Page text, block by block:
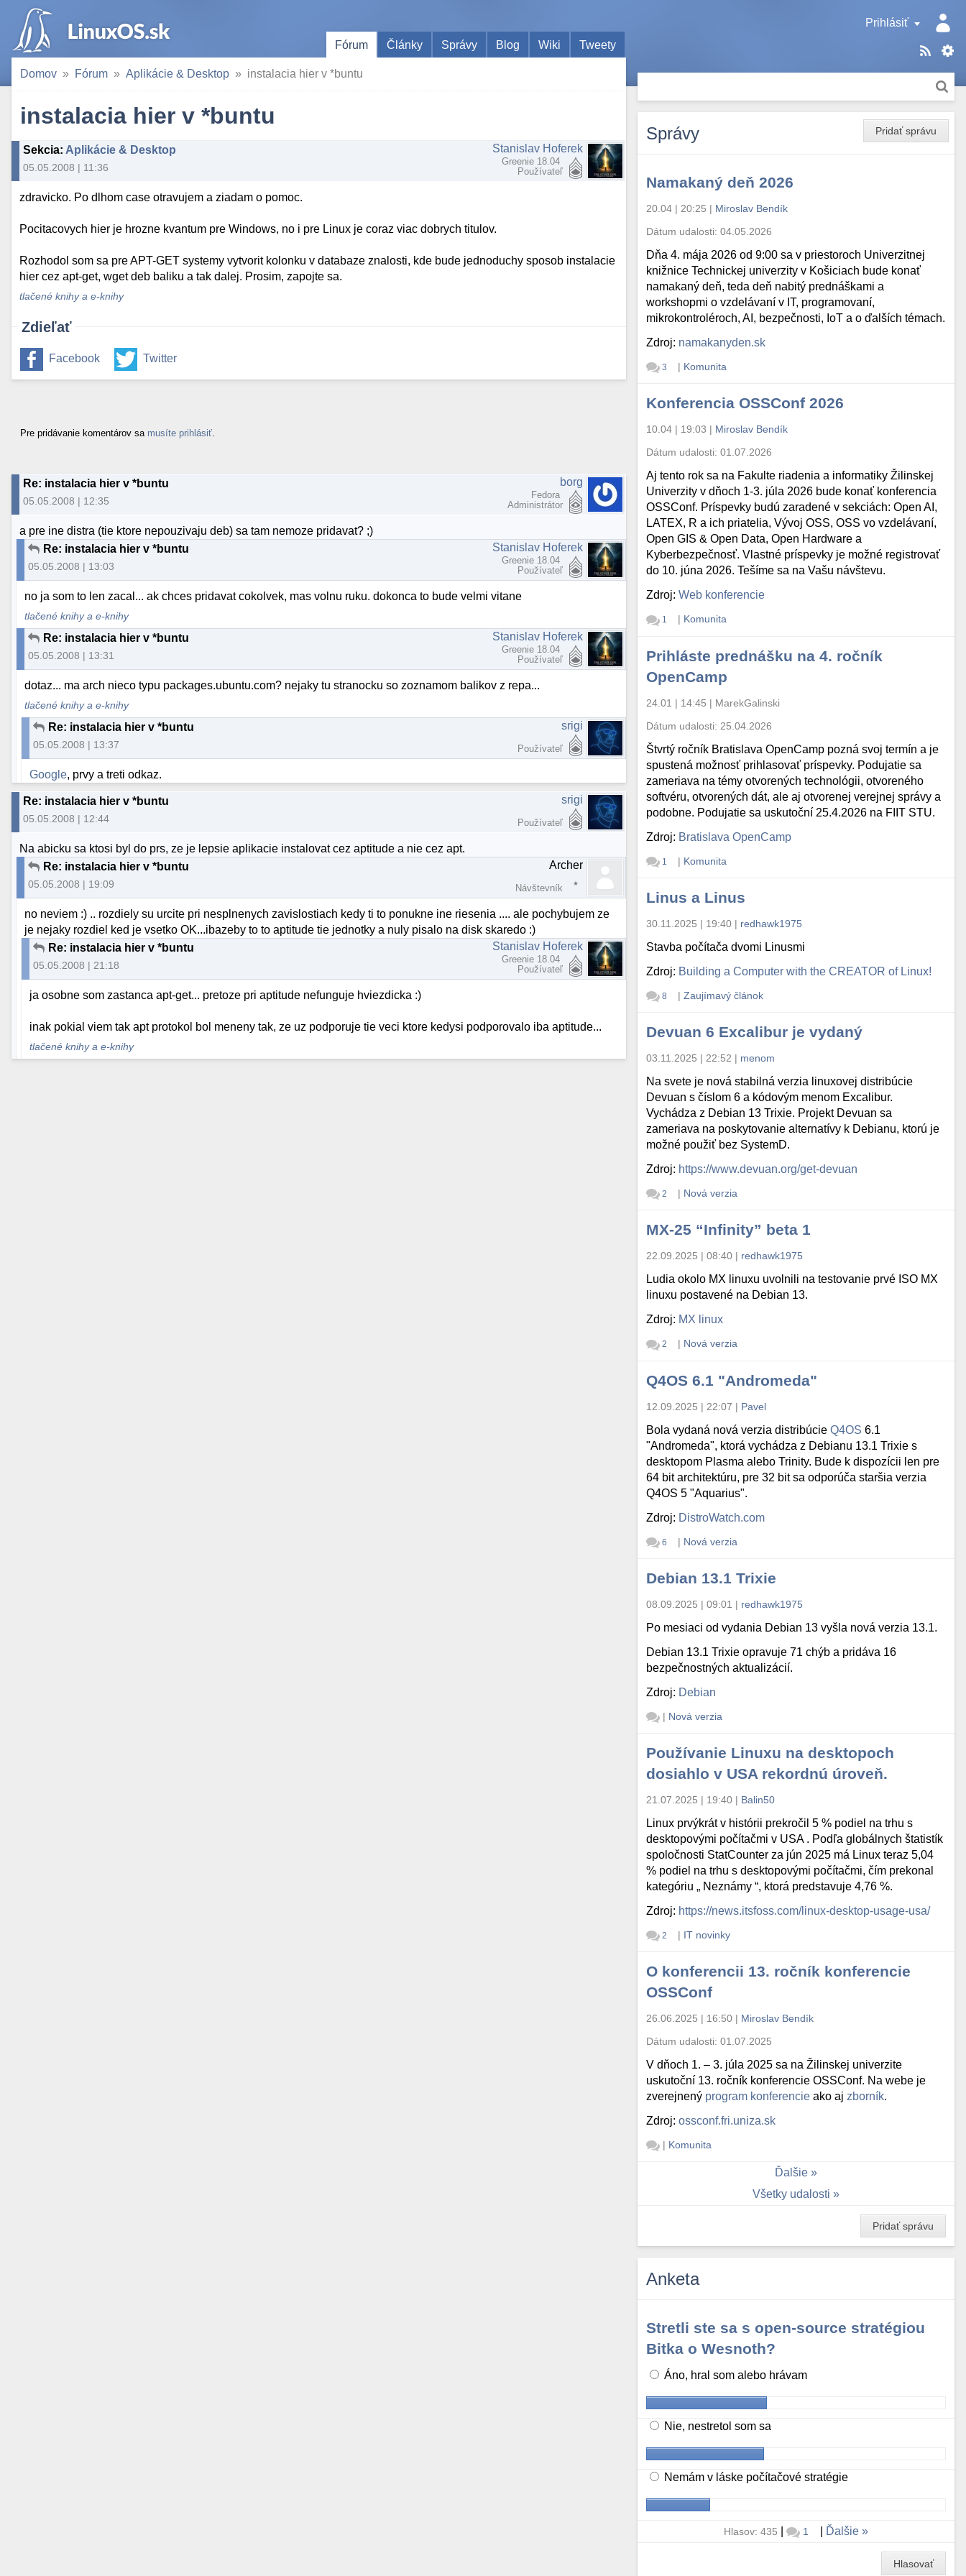
Prihlásiť
Fórum
Články Správy Blog Wiki Tweety
Domov Fórum Aplikácie & Desktop instalacia hier v *buntu
instalacia hier v *buntu
Sekcia: Aplikácie & Desktop
05.05.2008 | 11:36
Stanislav Hoferek
Greenie 18.04
Používateľ
zdravicko. Po dlhom case otravujem a ziadam o pomoc.
Pocitacovych hier je hrozne kvantum pre Windows, no i pre Linux je coraz viac dobrych titulov.
Rozhodol som sa pre APT-GET systemy vytvorit kolonku v databaze znalosti, kde bude jednoduchy sposob instalacie
hier cez apt-get, wget deb baliku a tak dalej. Prosim, zapojte sa.
tlačené knihy a e-knihy
Zdieľať
Facebook Twitter
Pre pridávanie komentárov sa musíte prihlásiť
Re: instalacia hier v *buntu
05.05.2008 | 12:35
borg
Fedora
Administrátor
a pre ine distra (tie ktore nepouzivaju deb) sa tam nemoze pridavat? ;)
Re: instalacia hier v *buntu
05.05.2008 | 13:03
Stanislav Hoferek
Greenie 18.04
Používateľ
no ja som to len zacal... ak chces pridavat cokolvek, mas volnu ruku. dokonca to bude velmi vitane
tlačené knihy a e-knihy
Re: instalacia hier v *buntu
05.05.2008 | 13:31
Stanislav Hoferek
Greenie 18.04
Používateľ
dotaz... ma arch nieco typu packages.ubuntu.com? nejaky tu stranocku so zoznamom balikov z repa...
tlačené knihy a e-knihy
Re: instalacia hier v *buntu
05.05.2008 | 13:37
srigi
Používateľ
Google, prvy a treti odkaz.
Re: instalacia hier v *buntu
05.05.2008 | 12:44
srigi
Používateľ
Na abicku sa ktosi byl do prs, ze je lepsie aplikacie instalovat cez aptitude a nie cez apt.
Re: instalacia hier v *buntu
05.05.2008 | 19:09
Archer
Návštevník
no neviem :) .. rozdiely su urcite pri nesplnenych zavislostiach kedy ti to ponukne ine riesenia .... ale pochybujem ze
je nejaky rozdiel ked je vsetko OK...ibazeby to to aptitude tie jednotky a nuly pisalo na disk skaredo :)
Re: instalacia hier v *buntu
05.05.2008 | 21:18
Stanislav Hoferek
Greenie 18.04
Používateľ
ja osobne som zastanca apt-get... pretoze pri aptitude nefunguje hviezdicka :)
inak pokial viem tak apt protokol bol meneny tak, ze uz podporuje tie veci ktore kedysi podporovalo iba aptitude...
tlačené knihy a e-knihy
Pridať správu
Správy
Namakaný deň 2026
20.04 | 20:25 | Miroslav Bendík
Dátum udalosti:04.05.2026
Dňa 4. mája 2026 od 9:00 sa v priestoroch Univerzitnej
knižnice Technickej univerzity v Košiciach bude konať
namakaný deň, teda deň nabitý prednáškami a
workshopmi o vzdelávaní v IT, programovaní,
mikrokontroléroch, AI, bezpečnosti, IoT a o ďalších témach.
Zdroj: namakanyden.sk
3 | Komunita
Konferencia OSSConf 2026
10.04 | 19:03 | Miroslav Bendík
Dátum udalosti:01.07.2026
Aj tento rok sa na Fakulte riadenia a informatiky Žilinskej
Univerzity v dňoch 1-3. júla 2026 bude konať konferencia
OSSConf. Príspevky budú zaradené v sekciách: Open AI,
LATEX, R a ich priatelia, Vývoj OSS, OSS vo vzdelávaní,
Open GIS & Open Data, Open Hardware a
Kyberbezpečnosť. Vlastné príspevky je možné registrovať
do 10. júna 2026. Tešíme sa na Vašu návštevu.
Zdroj:Web konferencie
1 | Komunita
Prihláste prednášku na 4. ročník
OpenCamp
24.01 | 14:45 | MarekGalinski
Dátum udalosti: 25.04.2026
Štvrtý ročník Bratislava OpenCamp pozná svoj termín a je
spustená možnosť prihlasovať príspevky. Podujatie sa
zameriava na témy otvorených technológii, otvoreného
softvéru, otvorených dát, ale aj otvorenej verejnej správy a
podobne. Podujatie sa uskutoční 25.4.2026 na FIIT STU.
Zdroj: Bratislava OpenCamp
1 | Komunita
Linus a Linus
30.11.2025 | 19:40 | redhawk1975
Stavba počítača dvomi Linusmi
Zdroj: Building a Computer with the CREATOR of Linux!
8 | Zaujímavý článok
Devuan 6 Excalibur je vydaný
03.11.2025 | 22:52 | menom
Na svete je nová stabilná verzia linuxovej distribúcie
Devuan s číslom 6 a kódovým menom Excalibur.
Vychádza z Debian 13 Trixie. Projekt Devuan sa
zameriava na poskytovanie alternatívy k Debianu, ktorú je
možné použiť bez SystemD.
Zdroj: https://www.devuan.org/get-devuan
2 | Nová verzia
MX-25 “Infinity” beta 1
22.09.2025 | 08:40 | redhawk1975
Ludia okolo MX linuxu uvolnili na testovanie prvé ISO MX
linuxu postavené na Debian 13.
Zdroj: MX linux
2 | Nová verzia
Q4OS 6.1 "Andromeda"
12.09.2025 | 22:07 | Pavel
Bola vydaná nová verzia distribúcieQ4OS 6.1
"Andromeda", ktorá vychádza z Debianu 13.1 Trixie s
desktopom Plasma alebo Trinity. Bude k dispozícii len pre
64 bit architektúru, pre 32 bit sa odporúča staršia verzia
Q4OS 5 "Aquarius".
Zdroj: DistroWatch.com
6 | Nová verzia
Debian 13.1 Trixie
08.09.2025 | 09:01 | redhawk1975
Po mesiaci od vydania Debian 13 vyšla nová verzia 13.1.
Debian 13.1 Trixie opravuje 71 chýb a pridáva 16
bezpečnostných aktualizácií.
Zdroj: Debian
| Nová verzia
Používanie Linuxu na desktopoch
dosiahlo v USA rekordnú úroveň.
21.07.2025 | 19:40 | Balin50
Linux prvýkrát v histórii prekročil 5 % podiel na trhu s
desktopovými počítačmi v USA . Podľa globálnych štatistík
spoločnosti StatCounter za jún 2025 má Linux teraz 5,04
% podiel na trhu s desktopovými počítačmi, čím prekonal
kategóriu „ Neznámy “, ktorá predstavuje 4,76 %.
Zdroj: https://news.itsfoss.com/linux-desktop-usage-usa/
2 | IT novinky
O konferencii 13. ročník konferencie
OSSConf
26.06.2025 | 16:50 | Miroslav Bendík
Dátum udalosti:01.07.2025
V dňoch 1. – 3. júla 2025 sa na Žilinskej univerzite
uskutoční 13. ročník konferencie OSSConf. Na webe je
zverejnený program konferencie ako aj zborník.
Zdroj:ossconf.fri.uniza.sk
| Komunita
Ďalšie
Všetky udalosti
Pridať správu
Anketa
Stretli ste sa s open-source stratégiou
Bitka o Wesnoth?
Áno, hral som alebo hrávam
Nie, nestretol som sa
Nemám v láske počítačové stratégie
Hlasov: 435 | 1 Ďalšie
Hlasovať